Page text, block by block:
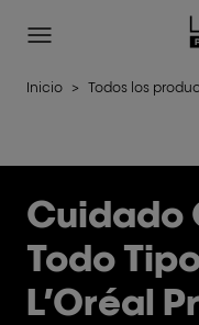
L'Oréal
Site Menu
Inicio > Todos los
Cuidado
Todo
L’Oréal